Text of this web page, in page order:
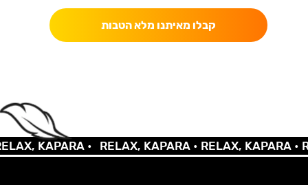
קבלו מאיתנו מלא הטבות
KAPARA • RELAX, KAPARA •RELAX, KAPARA •